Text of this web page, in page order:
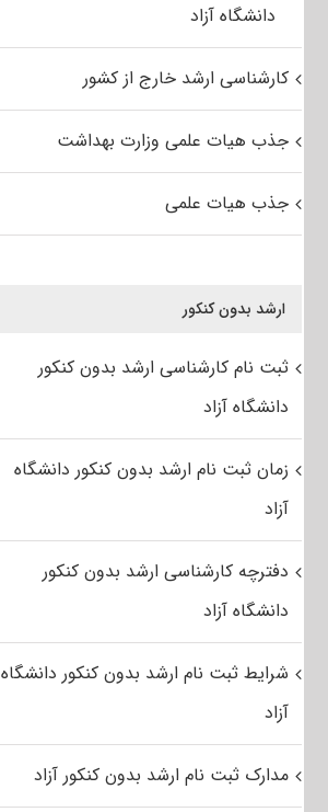
دانشگاه آزاد
کارشناسی ارشد خارج از کشور
جذب هیات علمی وزارت بهداشت
جذب هیات علمی
ارشد بدون کنکور
ثبت نام کارشناسی ارشد بدون کنکور
دانشگاه آزاد
زمان ثبت نام ارشد بدون کنکور دانشگاه
آزاد
دفترچه کارشناسی ارشد بدون کنکور
دانشگاه آزاد
شرایط ثبت نام ارشد بدون کنکور دانشگاه
آزاد
مدارک ثبت نام ارشد بدون کنکور آزاد